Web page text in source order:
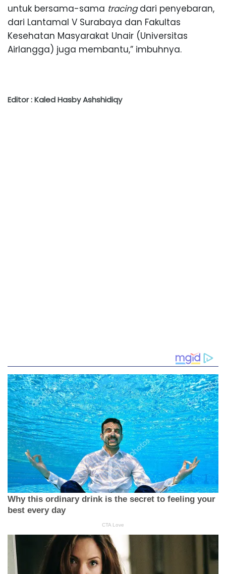
untuk bersama-sama tracingdari penyebaran,
dari Lantamal V Surabaya dan Fakultas
Kesehatan Masyarakat Unair (Universitas
Airlangga) juga membantu,” imbuhnya.
Editor : Kaled Hasby Ashshidiqy